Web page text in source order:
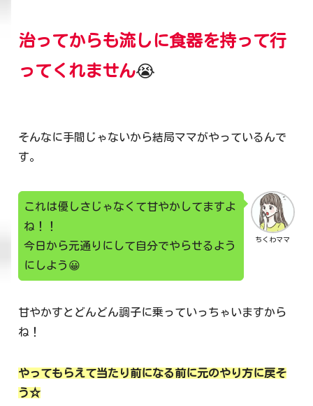
治ってからも流しに食器を持って行
ってくれません😭
そんなに手間じゃないから結局ママがやっているんで
す。
ちくわママ
これは優しさじゃなくて甘やかしてますよ
ね！！
今日から元通りにして自分でやらせるよう
にしよう😀
甘やかすとどんどん調子に乗っていっちゃいますから
ね！
やってもらえて当たり前になる前に元のやり方に戻そ
う☆